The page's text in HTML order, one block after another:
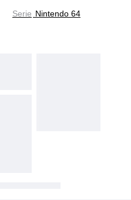
Serie Nintendo 64